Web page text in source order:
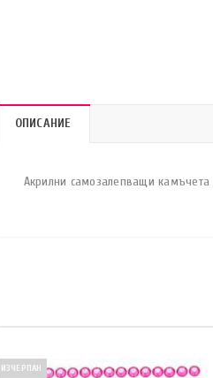
ОПИСАНИЕ
Акрилни самозалепващи камъчета
ИЗЧЕРПАН